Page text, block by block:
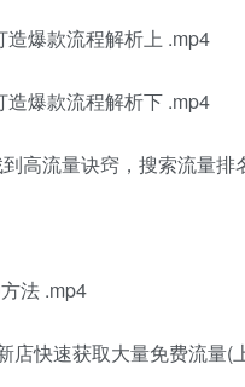
造爆款流程解析上 .mp4
造爆款流程解析下 .mp4
高流量诀窍，搜索流量排
法 .mp4
店快速获取大量免费流量(